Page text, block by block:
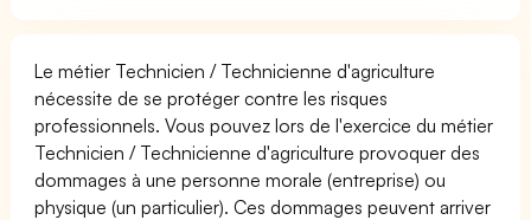
Le métier Technicien / Technicienne d'agriculture
nécessite de se protéger contre les risques
professionnels. Vous pouvez lors de l'exercice du métier
Technicien / Technicienne d'agriculture provoquer des
dommages à une personne morale (entreprise) ou
physique (un particulier). Ces dommages peuvent arriver